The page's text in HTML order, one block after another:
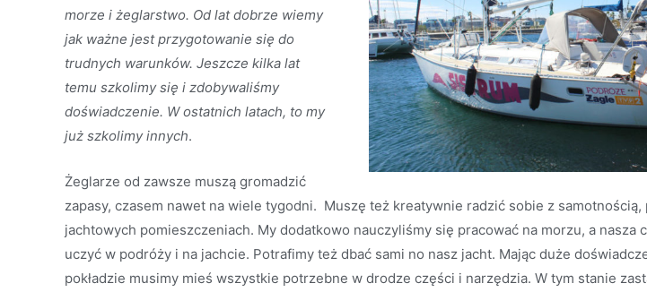
morze i żeglarstwo. Od lat dobrze wiemy
jak ważne jest przygotowanie się do
trudnych warunków. Jeszcze kilka lat
temu szkolimy się i zdobywaliśmy
doświadczenie. W ostatnich latach, to my
już szkolimy innych.
Żeglarze od zawsze muszą gromadzić
zapasy, czasem nawet na wiele tygodni. Muszę też kreatywnie radzić sobie z samotnością,
jachtowych pomieszczeniach. My dodatkowo nauczyliśmy się pracować na morzu, a nasza
uczyć w podróży i na jachcie. Potrafimy też dbać sami no nasz jacht. Mając duże
pokładzie musimy mieś wszystkie potrzebne w drodze części i narzędzia. W tym stanie